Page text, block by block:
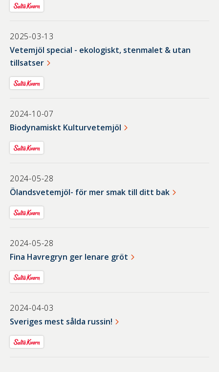
2025-03-13
Vetemjöl special - ekologiskt, stenmalet & utan
tillsatser
2024-10-07
Biodynamiskt Kulturvetemjöl
2024-05-28
Ölandsvetemjöl- för mer smak till ditt bak
2024-05-28
Fina Havregryn ger lenare gröt
2024-04-03
Sveriges mest sålda russin!